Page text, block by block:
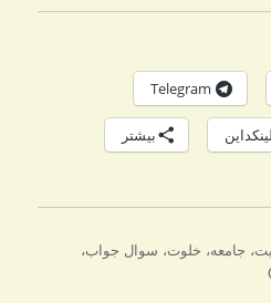
Telegram
لینکداین بیشتر
، جامعه، خلوت، سوال جواب،